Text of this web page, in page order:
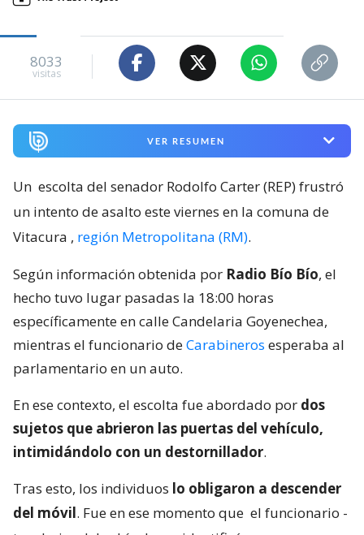
8033
visitas
VER RESUMEN
Un escolta del senador Rodolfo Carter (REP) frustró
un intento de asalto este viernes en la comuna de
Vitacura , región Metropolitana (RM).
Según información obtenida por Radio Bío Bío, el
hecho tuvo lugar pasadas la 18:00 horas
específicamente en calle Candelaria Goyenechea,
mientras el funcionario deCarabineros esperaba al
parlamentario en un auto.
En ese contexto, el escolta fue abordado por dos
sujetos que abrieron las puertas del vehículo,
intimidándolo con un destornillador.
Tras esto, los individuos lo obligaron a descender
del móvil. Fue en ese momento que el funcionario -